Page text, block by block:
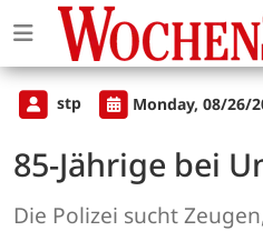
stp Monday, 08/26/
85-Jährige bei
Die Polizei sucht